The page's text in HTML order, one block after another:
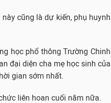
cũng là dự kiến, phụ huynh
học phổ thông Trường Chinh
đại diện cha mẹ học sinh của
gian sớm nhất.
liên hoan cuối năm nữa.